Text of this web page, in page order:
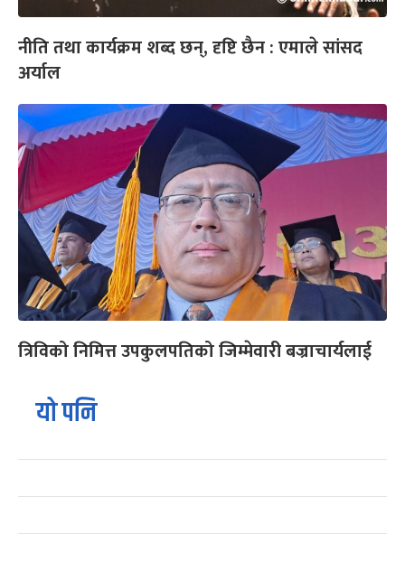
नीति तथा कार्यक्रम शब्द छन्, दृष्टि छैन : एमाले सांसद
अर्याल
त्रिविको निमित्त उपकुलपतिको जिम्मेवारी बज्राचार्यलाई
यो पनि